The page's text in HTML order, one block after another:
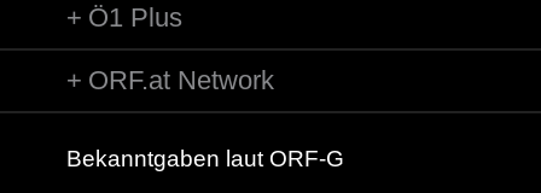
Ö1 Plus
ORF.at Network
Bekanntgaben laut ORF-G